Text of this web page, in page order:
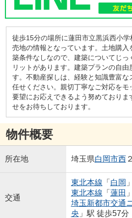
徒歩15分の場所に蓮田市立黒浜西小
売地の情報となっています。土地購入
築条件なしなので、建築についてじっ
リットがあります。建築プランの自
す。不動産探しは、経験と知識豊富な
任せください。親切丁寧なご対応をモ
要望にお応えできるよう努めておりま
せをお待ちしております。
物件概要
所在地 埼玉県白岡市西
交通
東北本線 「 白岡
東北本線 「 蓮田
埼玉新都市交通
央 」駅 徒歩57分